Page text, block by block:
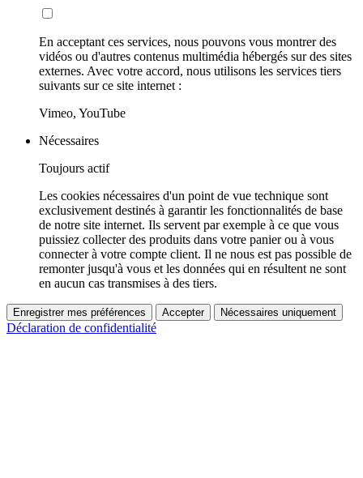
En acceptant ces services, nous pouvons vous montrer des
vidéos ou d'autres contenus multimédia hébergés sur des sites
externes. Avec votre accord, nous utilisons les services tiers
suivants sur ce site internet :
Vimeo, YouTube
Nécessaires
Toujours actif
Les cookies nécessaires d'un point de vue technique sont
exclusivement destinés à garantir les fonctionnalités de base
de notre site internet. Ils servent par exemple à ce que vous
puissiez collecter des produits dans votre panier ou à vous
connecter à votre compte client. Il ne nous est pas possible de
remonter jusqu'à vous et les données qui en résultent ne sont
en aucun cas transmises à des tiers.
Enregistrer mes préférences Accepter Nécessaires uniquement
Déclaration de confidentialité